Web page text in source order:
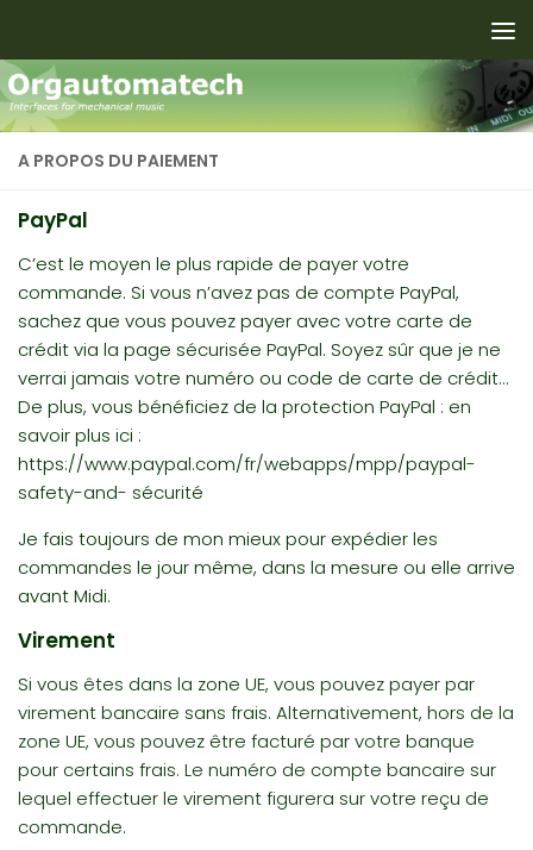
A PROPOS DU PAIEMENT
PayPal
C’est le moyen le plus rapide de payer votre
commande. Si vous n’avez pas de compte PayPal,
sachez que vous pouvez payer avec votre carte de
crédit via la page sécurisée PayPal. Soyez sûr que je ne
verrai jamais votre numéro ou code de carte de crédit…
De plus, vous bénéficiez de la protection PayPal : en
savoir plus ici :
https://www.paypal.com/fr/webapps/mpp/paypal-
safety-and- sécurité
Je fais toujours de mon mieux pour expédier les
commandes le jour même, dans la mesure ou elle arrive
avant Midi.
Virement
Si vous êtes dans la zone UE, vous pouvez payer par
virement bancaire sans frais. Alternativement, hors de la
zone UE, vous pouvez être facturé par votre banque
pour certains frais. Le numéro de compte bancaire sur
lequel effectuer le virement figurera sur votre reçu de
commande.